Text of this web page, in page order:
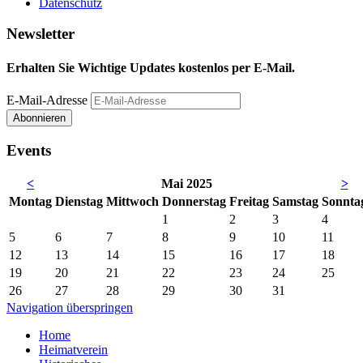
Newsletter
Erhalten Sie Wichtige Updates kostenlos per E-Mail.
E-Mail-Adresse
Abonnieren
Events
< Mai 2025
>
Montag Dienstag Mittwoch Donnerstag Freitag Samstag So
1
2 3
4
5
6 7 8 9 10
11
12
13 14 15 16 17
18
19
20 21 22 23 24
25
26
27 28 29 30
31
Navigation überspringen
Home
Heimatverein